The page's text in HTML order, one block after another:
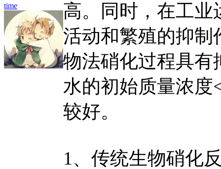
time
高。同时，在工业
活动和繁殖的抑制
物法硝化过程具有
水的初始质量浓度
较好。
1、传统生物硝化